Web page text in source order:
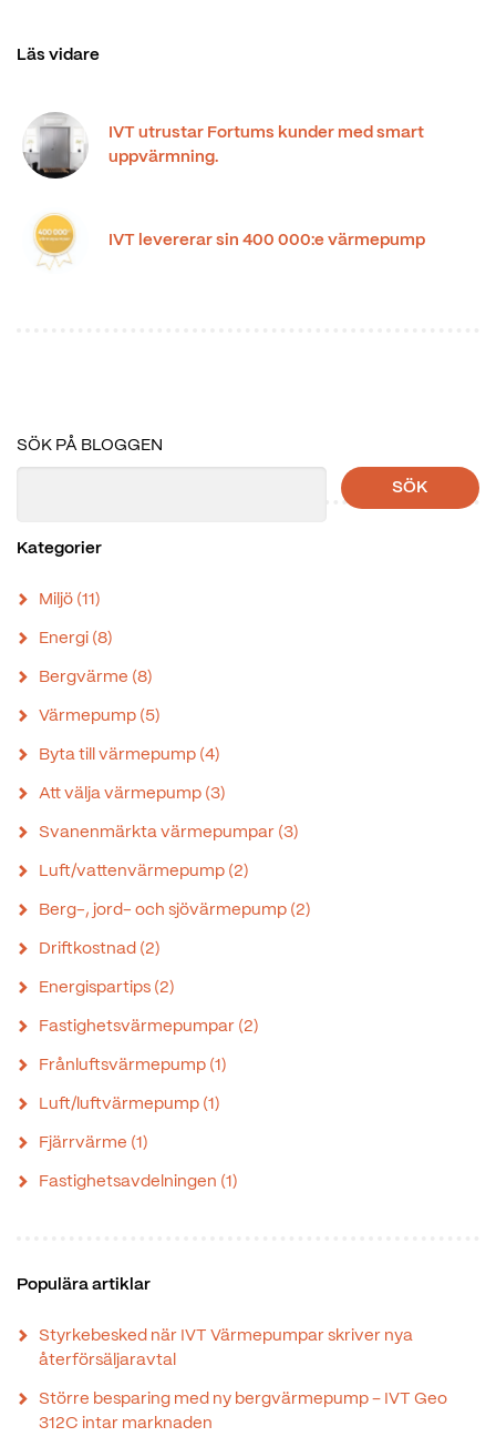
Läs vidare
IVT utrustar Fortums kunder med smart
uppvärmning.
IVT levererar sin 400 000:e värmepump
SÖK PÅ BLOGGEN
SÖK
Kategorier
Miljö (11)
Energi (8)
Bergvärme (8)
Värmepump (5)
Byta till värmepump (4)
Att välja värmepump (3)
Svanenmärkta värmepumpar (3)
Luft/vattenvärmepump (2)
Berg-, jord- och sjövärmepump (2)
Driftkostnad (2)
Energispartips (2)
Fastighetsvärmepumpar (2)
Frånluftsvärmepump (1)
Luft/luftvärmepump (1)
Fjärrvärme (1)
Fastighetsavdelningen (1)
Populära artiklar
Styrkebesked när IVT Värmepumpar skriver nya
återförsäljaravtal
Större besparing med ny bergvärmepump – IVT Geo
312C intar marknaden